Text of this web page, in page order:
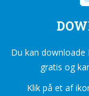
Du kan downloade
gratis og
Klik på et af